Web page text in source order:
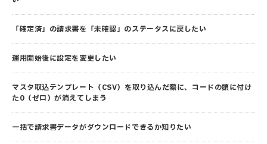
「確定済」の請求書を「未確認」のステータスに戻したい
運用開始後に設定を変更したい
マスタ取込テンプレート（CSV）を取り込んだ際に、コードの頭に付け
た0（ゼロ）が消えてしまう
一括で請求書データがダウンロードできるか知りたい